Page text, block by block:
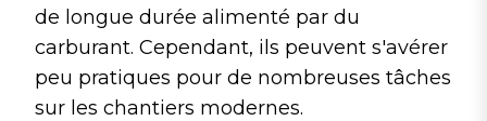
de longue durée alimenté par du
carburant. Cependant, ils peuvent s'avérer
peu pratiques pour de nombreuses tâches
sur les chantiers modernes.